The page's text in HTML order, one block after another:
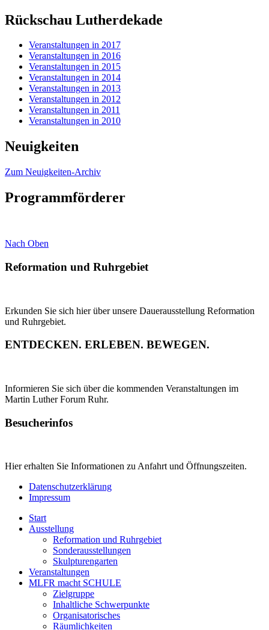
Rückschau Lutherdekade
Veranstaltungen in 2017
Veranstaltungen in 2016
Veranstaltungen in 2015
Veranstaltungen in 2014
Veranstaltungen in 2013
Veranstaltungen in 2012
Veranstaltungen in 2011
Veranstaltungen in 2010
Neuigkeiten
Zum Neuigkeiten-Archiv
Programmförderer
Nach Oben
Reformation und Ruhrgebiet
Erkunden Sie sich hier über unsere Dauerausstellung Reformation
und Ruhrgebiet.
ENTDECKEN. ERLEBEN. BEWEGEN.
Informieren Sie sich über die kommenden Veranstaltungen im
Martin Luther Forum Ruhr.
Besucherinfos
Hier erhalten Sie Informationen zu Anfahrt und Öffnungszeiten.
Datenschutzerklärung
Impressum
Start
Ausstellung
Reformation und Ruhrgebiet
Sonderausstellungen
Skulpturengarten
Veranstaltungen
MLFR macht SCHULE
Zielgruppe
Inhaltliche Schwerpunkte
Organisatorisches
Räumlichkeiten